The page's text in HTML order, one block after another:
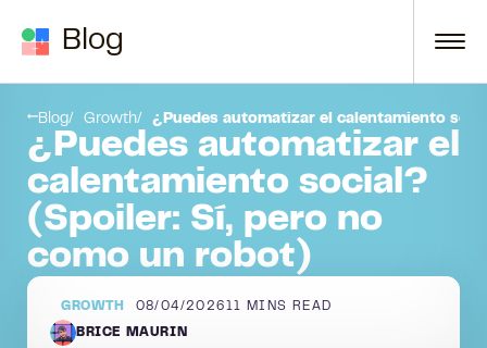
Blog
Blog Growth ¿Puedes automatizar el calentamiento
¿Puedes automatizar el
calentamiento social?
(Spoiler: Sí, pero no
como un robot)
GROWTH 08/04/2026 11 MINS READ
BRICE MAURIN
¿Deberías automatizarlo todo?